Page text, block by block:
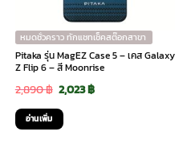
หมดชั่วคราว ทักแชทเช็คสต๊อกสาขา
Pitaka รุ่น MagEZ Case 5 – เคส Galaxy
Z Flip 6 – สี Moonrise
2,890฿ Original
price
was:
2,023฿Current
อ่านเพิ่ม